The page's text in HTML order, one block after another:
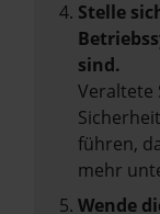
Stelle
sind.
Veraltete
führen,
mehr
Wende